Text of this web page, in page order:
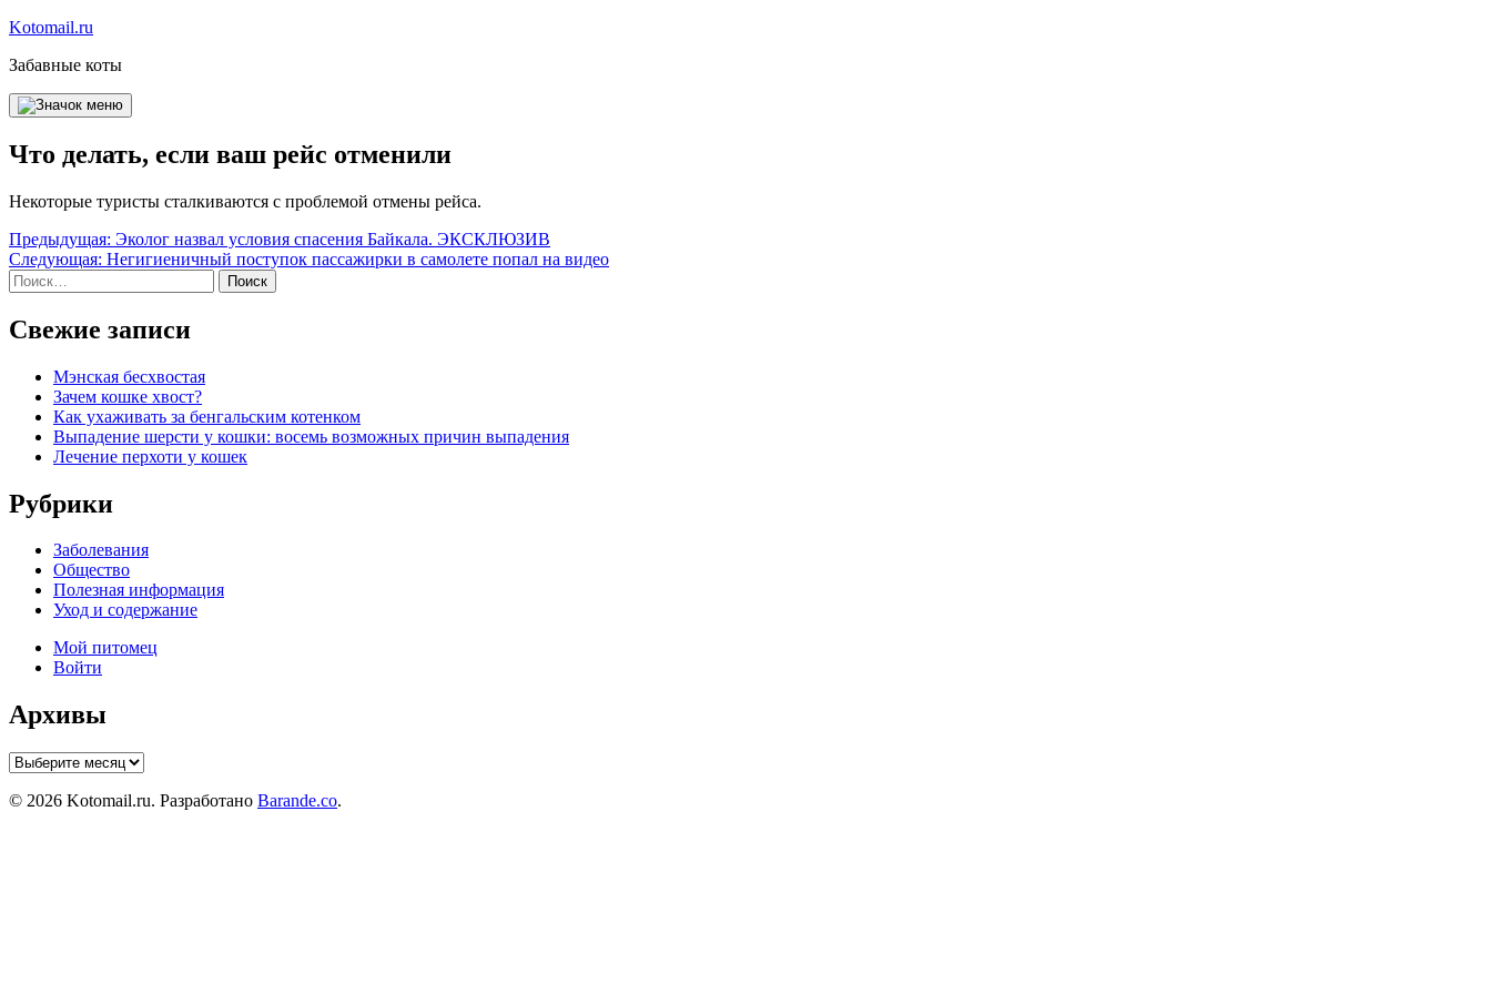
Перейти
содержимому
Kotomail.ru
Забавные коты
Что делать, если ваш рейс отменили
Некоторые туристы сталкиваются с проблемой отмены рейса.
Навигация
по
записям
Предыдущая: Эколог назвал условия спасения Байкала. ЭКСКЛЮЗИВ
Следующая: Негигиеничный поступок пассажирки в самолете попал на видео
Найти:
Свежие записи
Мэнская бесхвостая
Зачем кошке хвост?
Как ухаживать за бенгальским котенком
Выпадение шерсти у кошки: восемь возможных причин выпадения
Лечение перхоти у кошек
Рубрики
Заболевания
Общество
Полезная информация
Уход и содержание
Мой питомец
Войти
Архивы
Архивы
© 2026 Kotomail.ru. Разработано Barande.co.